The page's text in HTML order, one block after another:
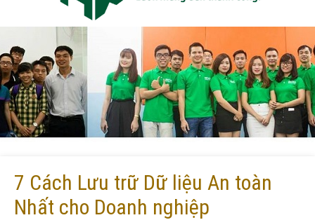
7 Cách Lưu trữ Dữ liệu An toàn
Nhất cho Doanh nghiệp